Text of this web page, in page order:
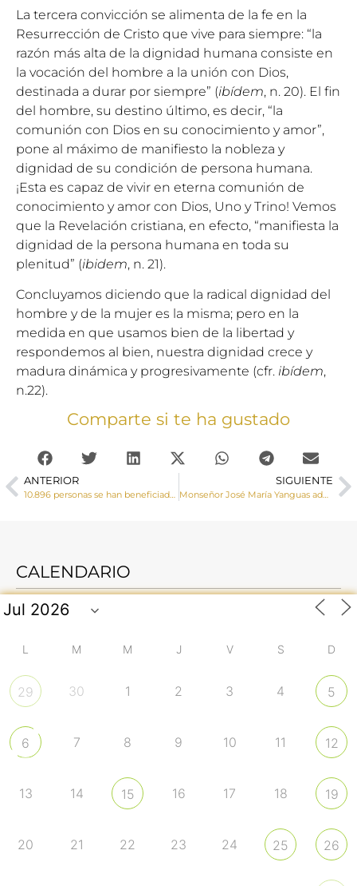
La tercera convicción se alimenta de la fe en la
Resurrección de Cristo que vive para siempre: “la
razón más alta de la dignidad humana consiste en
la vocación del hombre a la unión con Dios,
destinada a durar por siempre” (ibídem, n. 20). El fin
del hombre, su destino último, es decir, “la
comunión con Dios en su conocimiento y amor”,
pone al máximo de manifiesto la nobleza y
dignidad de su condición de persona humana.
¡Esta es capaz de vivir en eterna comunión de
conocimiento y amor con Dios, Uno y Trino! Vemos
que la Revelación cristiana, en efecto, “manifiesta la
dignidad de la persona humana en toda su
plenitud” (ibidem, n. 21).
Concluyamos diciendo que la radical dignidad del
hombre y de la mujer es la misma; pero en la
medida en que usamos bien de la libertad y
respondemos al bien, nuestra dignidad crece y
madura dinámica y progresivamente (cfr. ibídem,
n.22).
Comparte si te ha gustado
ANTERIOR SIGUIENTE
Monseñor José María Yanguas administra la Confirmación a un numero grupo de adolescentes en Mota del Cuervo
CALENDARIO
L M M J V S D
29 30 1 2 3 4 5
6 7 8 9 10 11 12
13 14 15 16 17 18 19
20 21 22 23 24 25 26